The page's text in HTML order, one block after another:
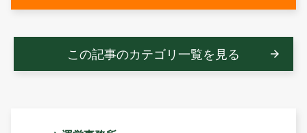
この記事のカテゴリ一覧を見る